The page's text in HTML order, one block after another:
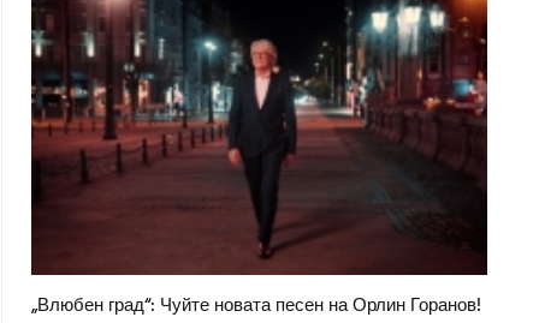
„Влюбен град“: Чуйте новата песен на Орлин Горанов!